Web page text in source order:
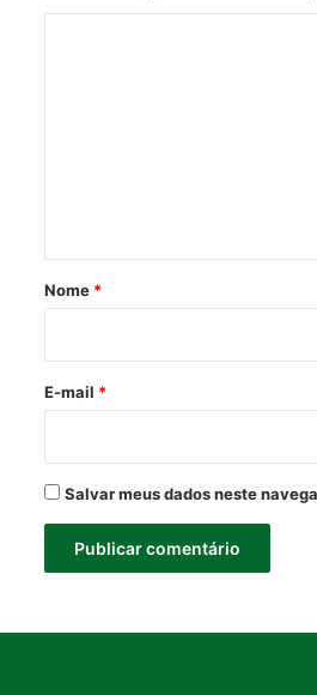
r
*
Nome *
E-mail *
Salvar meus dados neste